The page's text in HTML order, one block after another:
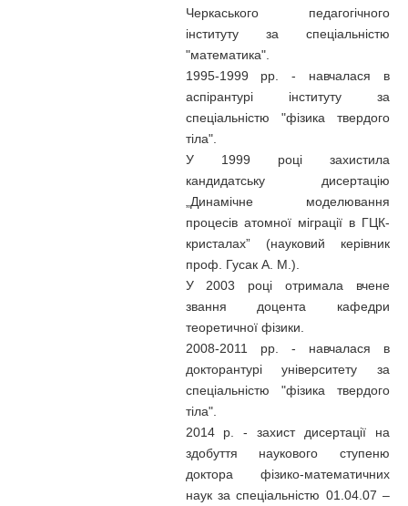
Черкаського педагогічного
інституту за спеціальністю
"математика".
1995-1999 рр. - навчалася в
аспірантурі інституту за
спеціальністю "фізика твердого
тіла".
У 1999 році захистила
кандидатську дисертацію
„Динамічне моделювання
процесів атомної міграції в ГЦК-
кристалах” (науковий керівник
проф. Гусак А. М.).
У 2003 році отримала вчене
звання доцента кафедри
теоретичної фізики.
2008-2011 рр. - навчалася в
докторантурі університету за
спеціальністю "фізика твердого
тіла".
2014 р. - захист дисертації на
здобуття наукового ступеню
доктора фізико-математичних
наук за спеціальністю 01.04.07 –